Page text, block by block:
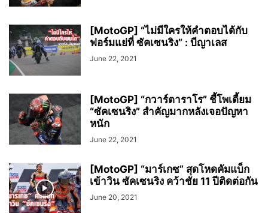
[MotoGP] “ไม่มีใครให้คำตอบได้กับ
ฟอร์มแย่ที่ ซัคเซนริง” : บีญาเลส
June 22, 2021
[MotoGP] “กวาร์ตาราโร” ชี้โพเดี้ยม
“ซัคเซนริง” สำคัญมากหลังเจอปัญหา
หนัก
June 22, 2021
[MotoGP] “มาร์เกซ” สุดโหดคัมแบ็ก
เข้าวิน ซัคเซนริง คว้าชัย 11 ปีติดต่อกัน
June 20, 2021